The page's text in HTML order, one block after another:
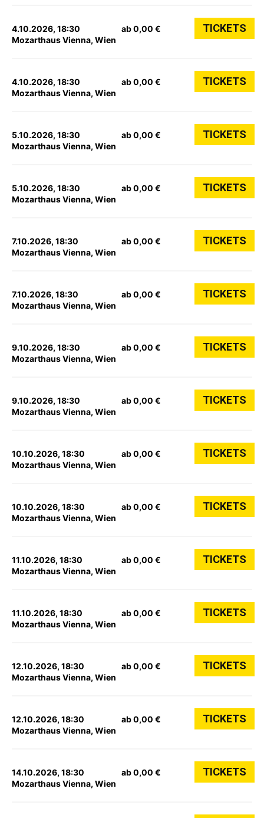
4.10.2026, 18:30
Mozarthaus Vienna, Wien
ab 0,00 € TICKETS
4.10.2026, 18:30
Mozarthaus Vienna, Wien
ab 0,00 € TICKETS
5.10.2026, 18:30
Mozarthaus Vienna, Wien
ab 0,00 € TICKETS
5.10.2026, 18:30
Mozarthaus Vienna, Wien
ab 0,00 € TICKETS
7.10.2026, 18:30
Mozarthaus Vienna, Wien
ab 0,00 € TICKETS
7.10.2026, 18:30
Mozarthaus Vienna, Wien
ab 0,00 € TICKETS
9.10.2026, 18:30
Mozarthaus Vienna, Wien
ab 0,00 € TICKETS
9.10.2026, 18:30
Mozarthaus Vienna, Wien
ab 0,00 € TICKETS
10.10.2026, 18:30
Mozarthaus Vienna, Wien
ab 0,00 € TICKETS
10.10.2026, 18:30
Mozarthaus Vienna, Wien
ab 0,00 € TICKETS
11.10.2026, 18:30
Mozarthaus Vienna, Wien
ab 0,00 € TICKETS
11.10.2026, 18:30
Mozarthaus Vienna, Wien
ab 0,00 € TICKETS
12.10.2026, 18:30
Mozarthaus Vienna, Wien
ab 0,00 € TICKETS
12.10.2026, 18:30
Mozarthaus Vienna, Wien
ab 0,00 € TICKETS
14.10.2026, 18:30
Mozarthaus Vienna, Wien
ab 0,00 € TICKETS